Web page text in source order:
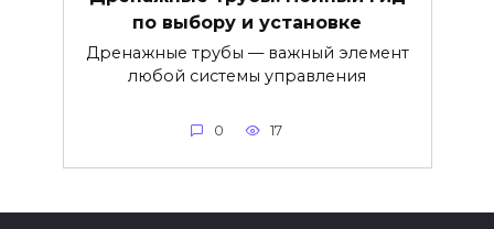
по выбору и установке
Дренажные трубы — важный элемент
любой системы управления
0 17